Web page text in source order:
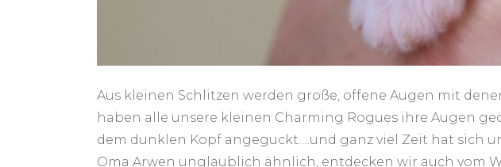
Aus kleinen Schlitzen werden große, offene Augen mit
haben alle unsere kleinen Charming Rogues ihre Augen
dem dunklen Kopf angeguckt….und ganz viel Zeit hat sich
Oma Arwen unglaublich ähnlich, entdecken wir auch vom